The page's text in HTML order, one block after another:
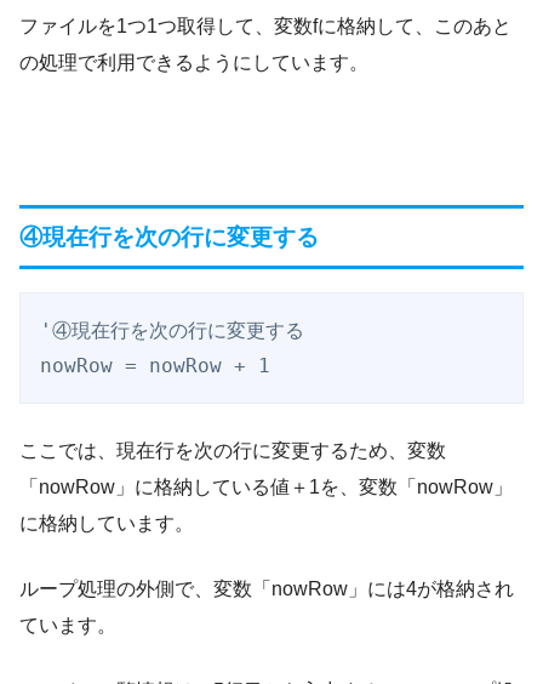
ファイルを1つ1つ取得して、変数fに格納して、このあと
の処理で利用できるようにしています。
④現在行を次の行に変更する
'④現在行を次の行に変更する
nowRow = nowRow + 1
ここでは、現在行を次の行に変更するため、変数
「nowRow」に格納している値＋1を、変数「nowRow」
に格納しています。
ループ処理の外側で、変数「nowRow」には4が格納され
ています。